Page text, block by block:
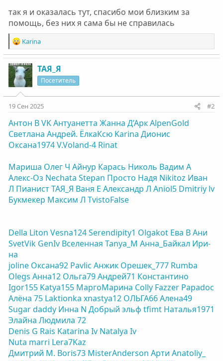
так я и оказалась тут, спасибо мои близким за
помощь, без них я сама бы не справилась
Р
е
а
к
ц
и
и
:
Karinа
ТАЯ_Я
Посетитель
19 Сен 2025 #2
Антон ВVKАнтуанетта Жанна Д’АркAlpenGold
Светлана Андрей. ЁлкаКсю Karinа Дионис
Оксана1974V.Voland-4 Rinat
Мариша Олег Ч Айнур Карась Николь Вадим А
Алекс-Оз Nechata Stepan Просто Надя Nikitoz Иван
Л ПианистТАЯ_Я Ваня Е Александр Л Aniol5 Dmitriy lv
Букмекер Максим Л TvistoFalse
Della Liton Vesna124Serendipity1 Olgakot Ева ВАни
SvetVik GenIv Вселенная Tanya_M Анна_Байкал Ири-
на
joline Оксана92 Pavlic Анжик Орешек_777 Rumba
Olegs Анна12 Ольга79Андрей71 Константино
Igor155 Katya155 МаргоМарина Colly Fazzer Papadoc
Алёна 75 Laktionka xnastya12 ОЛЬГА66Алена49
Sugar daddy Инна N Добрый эльф tfimt Наталья1971
Элайна Людмила 72
Denis G Rais Katarina Iv Natalya Iv
Nuta marri Lera7Kaz
Дмитрий М. Boris73 MisterAnderson Арти Anatoliy_